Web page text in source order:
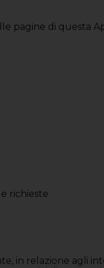
di questa
richieste
in relazione agli